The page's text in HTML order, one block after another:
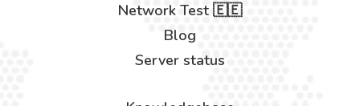
Network Test 🇪🇪
Blog
Server status